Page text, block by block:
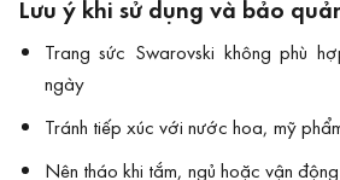
Lưu ý khi sử dụng và bảo
Trang sức Swarovski không phù
ngày
Tránh tiếp xúc với nước hoa, mỹ
Nên tháo khi tắm, ngủ hoặc vận